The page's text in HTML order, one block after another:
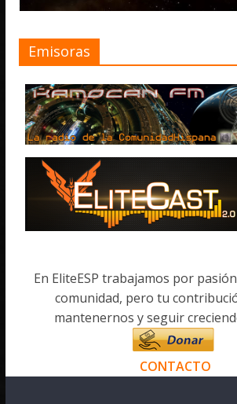
Emisoras
En EliteESP trabajamos por
comunidad, pero tu
mantenernos y seguir
CONTACTO